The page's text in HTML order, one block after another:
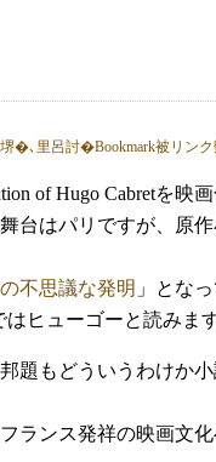
of Hugo Cabretを映
はパリですが、原
不思議な発明 」とな
ヒューゴーと読みます
題もどういうわけか
ンス発祥の映画文